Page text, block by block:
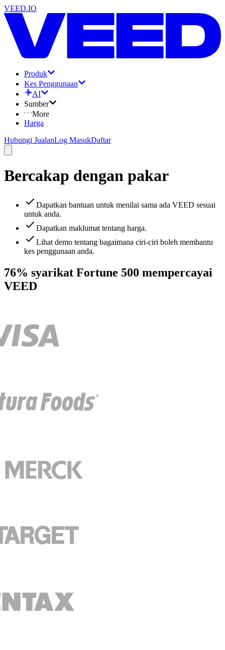
VEED.IO
Produk
Kes Penggunaan
AI
Sumber
More
Harga
Hubungi JualanLog MasukDaftar
Bercakap dengan pakar
Dapatkan bantuan untuk menilai sama ada VEED sesuai
untuk anda.
Dapatkan maklumat tentang harga.
Lihat demo tentang bagaimana ciri-ciri boleh membantu
kes penggunaan anda.
76% syarikat Fortune 500 mempercayai
VEED